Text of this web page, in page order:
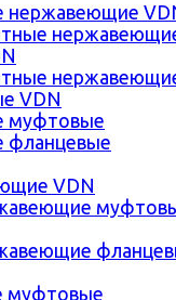
нержавеющие
VDN
муфтовые
фланцевые
VDN
муфтовые